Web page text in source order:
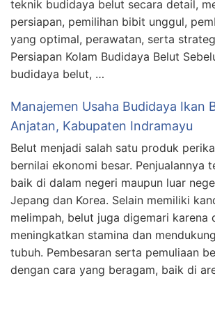
teknik budidaya belut secara detail,
persiapan, pemilihan bibit unggul,
yang optimal, perawatan, serta
Persiapan Kolam Budidaya Belut
budidaya belut, …
Manajemen Usaha Budidaya Ikan
Anjatan, Kabupaten Indramayu
Belut menjadi salah satu produk
bernilai ekonomi besar. Penjualannya
baik di dalam negeri maupun luar
Jepang dan Korea. Selain memiliki
melimpah, belut juga digemari karena
meningkatkan stamina dan
tubuh. Pembesaran serta pemuliaan
dengan cara yang beragam, baik di